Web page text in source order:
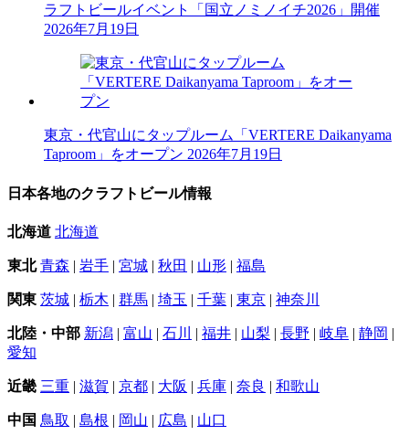
ラフトビールイベント「国立ノミノイチ2026」開催
2026年7月19日
東京・代官山にタップルーム「VERTERE Daikanyama
Taproom」をオープン 2026年7月19日
日本各地のクラフトビール情報
北海道 北海道
東北 青森 | 岩手 | 宮城 | 秋田 | 山形 | 福島
関東 茨城 | 栃木 | 群馬 | 埼玉 | 千葉 | 東京 | 神奈川
北陸・中部 新潟 | 富山 | 石川 | 福井 | 山梨 | 長野 | 岐阜 | 静岡 |
愛知
近畿 三重 | 滋賀 | 京都 | 大阪 | 兵庫 | 奈良 | 和歌山
中国 鳥取 | 島根 | 岡山 | 広島 | 山口